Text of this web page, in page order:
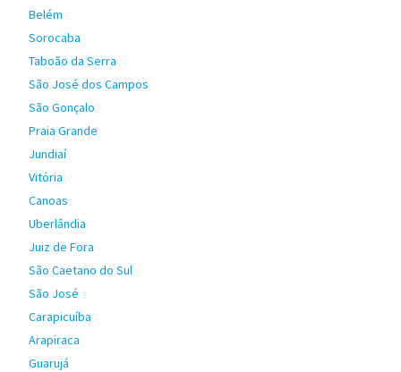
Belém
Sorocaba
Taboão da Serra
São José dos Campos
São Gonçalo
Praia Grande
Jundiaí
Vitória
Canoas
Uberlândia
Juiz de Fora
São Caetano do Sul
São José
Carapicuíba
Arapiraca
Guarujá